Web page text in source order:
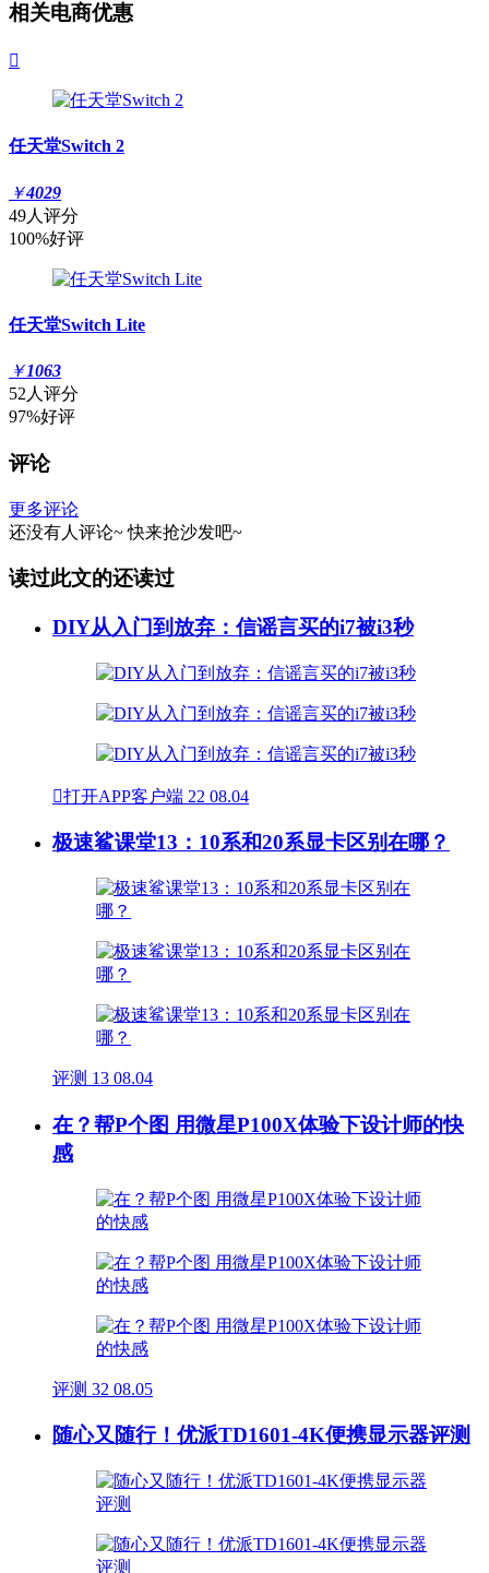
相关电商优惠

任天堂Switch 2
￥4029
49人评分
100%好评
任天堂Switch Lite
￥1063
52人评分
97%好评
评论
更多评论
还没有人评论~ 快来抢沙发吧~
读过此文的还读过
DIY从入门到放弃：信谣言买的i7被i3秒
打开APP客户端 22 08.04
极速鲨课堂13：10系和20系显卡区别在哪？
评测 13 08.04
在？帮P个图 用微星P100X体验下设计师的快
感
评测 32 08.05
随心又随行！优派TD1601-4K便携显示器评测